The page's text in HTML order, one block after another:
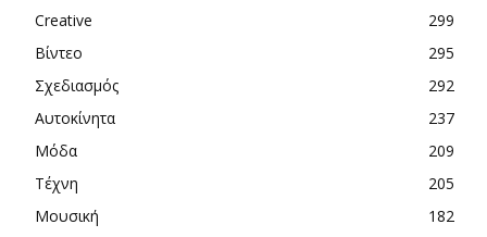
Creative
299
Βίντεο
295
Σχεδιασμός
292
Αυτοκίνητα
237
Μόδα
209
Τέχνη
205
Μουσική
182